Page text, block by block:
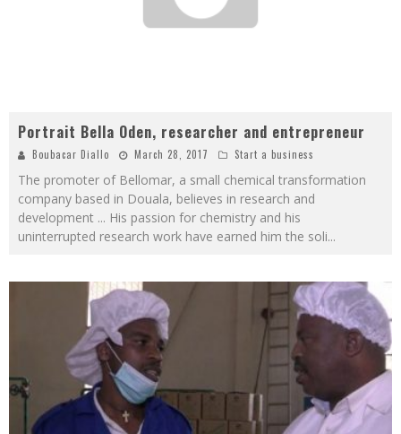
Portrait Bella Oden, researcher and entrepreneur
Boubacar Diallo March 28, 2017 Start a business
The promoter of Bellomar, a small chemical transformation
company based in Douala, believes in research and
development ... His passion for chemistry and his
uninterrupted research work have earned him the soli...